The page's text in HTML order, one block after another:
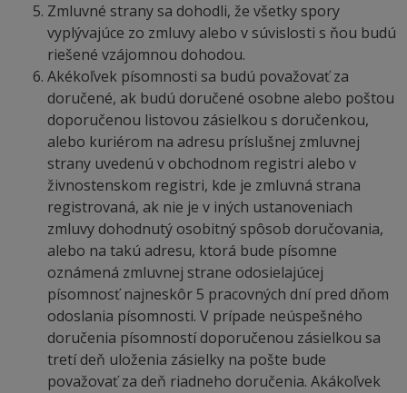
Zmluvné strany sa dohodli, že všetky spory
vyplývajúce zo zmluvy alebo v súvislosti s ňou budú
riešené vzájomnou dohodou.
Akékoľvek písomnosti sa budú považovať za
doručené, ak budú doručené osobne alebo poštou
doporučenou listovou zásielkou s doručenkou,
alebo kuriérom na adresu príslušnej zmluvnej
strany uvedenú v obchodnom registri alebo v
živnostenskom registri, kde je zmluvná strana
registrovaná, ak nie je v iných ustanoveniach
zmluvy dohodnutý osobitný spôsob doručovania,
alebo na takú adresu, ktorá bude písomne
oznámená zmluvnej strane odosielajúcej
písomnosť najneskôr 5 pracovných dní pred dňom
odoslania písomnosti. V prípade neúspešného
doručenia písomností doporučenou zásielkou sa
tretí deň uloženia zásielky na pošte bude
považovať za deň riadneho doručenia. Akákoľvek